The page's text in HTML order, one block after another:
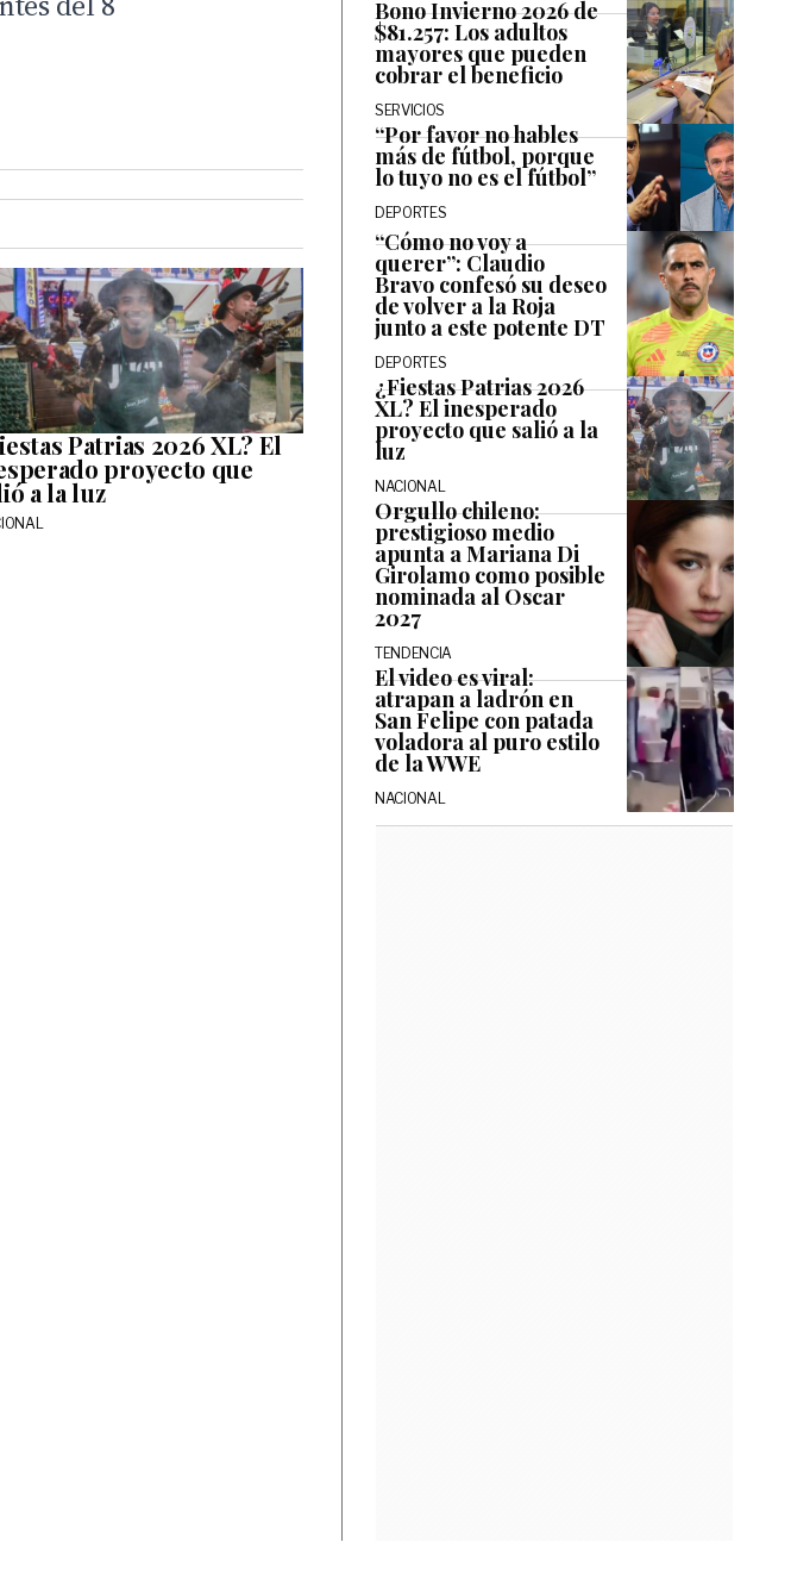
Patrias 2026 XL? El
proyecto que
a la luz
Bono Invierno 2026 de
$81.257: Los adultos
mayores que pueden
cobrar el beneficio
SERVICIOS
“Por favor no hables
más de fútbol, porque
lo tuyo no es el fútbol”
DEPORTES
“Cómo no voy a
querer”: Claudio
Bravo confesó su deseo
de volver a la Roja
junto a este potente DT
DEPORTES
¿Fiestas Patrias 2026
XL? El inesperado
proyecto que salió a la
luz
NACIONAL
Orgullo chileno:
prestigioso medio
apunta a Mariana Di
Girolamo como posible
nominada al Oscar
2027
TENDENCIA
El video es viral:
atrapan a ladrón en
San Felipe con patada
voladora al puro estilo
de la WWE
NACIONAL